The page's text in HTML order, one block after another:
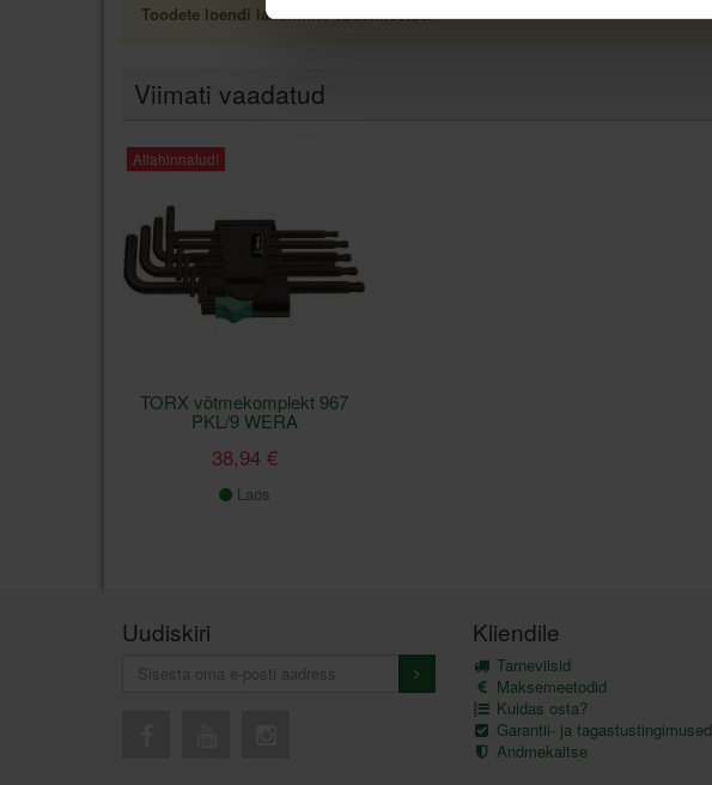
Toodete loendi laadimine ebaõnnestus.
Viimati vaadatud
Allahinnatud!
TORX võtmekomplekt 967
PKL/9 WERA
38,94 €
Laos
Uudiskiri Kliendile
Tarneviisid
Maksemeetodid
Kuidas osta?
Garantii- ja tagastustingimused
Andmekaitse